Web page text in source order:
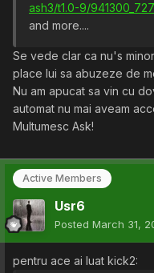
ash3/t1.0-9/
and more....
Se vede clar ca nu's
place lui sa abuzeze de
Nu am apucat sa vin cu
automat nu mai aveam
Multumesc Ask!
Active Members
Usr6
Posted March 31,
pentru ace ai luat kick2: